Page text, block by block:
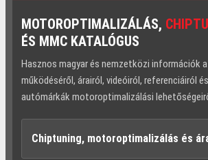
MOTOROPTIMALIZÁLÁS,
ÉS MMC KATALÓGUS
Hasznos magyar és nemzetközi információk
működéséről, árairól, videóiról, referenciáiról
autómárkák motoroptimalizálási
Chiptuning, motoroptimalizálás és